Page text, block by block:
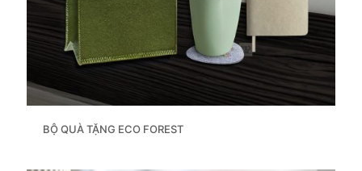
BỘ QUÀ TẶNG ECO FOREST